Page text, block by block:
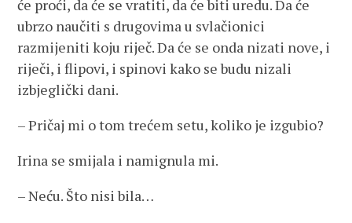
će proći, da će se vratiti, da će biti uredu. Da će
ubrzo naučiti s drugovima u svlačionici
razmijeniti koju riječ. Da će se onda nizati nove, i
riječi, i flipovi, i spinovi kako se budu nizali
izbjeglički dani.
– Pričaj mi o tom trećem setu, koliko je izgubio?
Irina se smijala i namignula mi.
– Neću. Što nisi bila…